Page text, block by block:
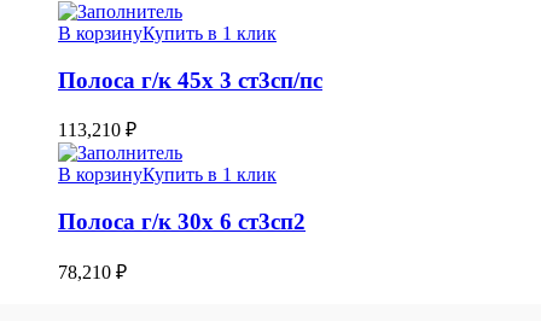
В корзинуКупить в 1 клик
Полоса г/к 45х 3 ст3сп/пс
113,210 ₽
В корзинуКупить в 1 клик
Полоса г/к 30х 6 ст3сп2
78,210 ₽